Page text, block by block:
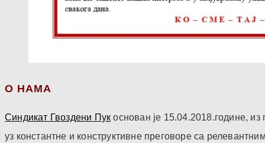
О НАМА
Синдикат Гвоздени Пук основан је 15.04.2018.године,
уз константне и конструктивне преговоре са